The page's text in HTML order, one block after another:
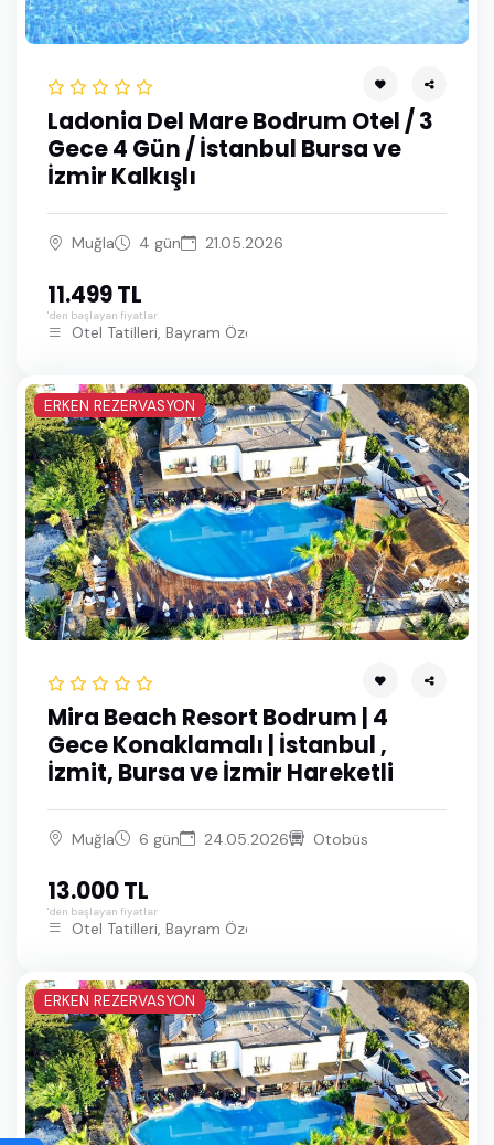
Ladonia Del Mare Bodrum Otel / 3
Gece 4 Gün / İstanbul Bursa ve
İzmir Kalkışlı
Muğla 4 gün 21.05.2026
11.499 TL
'den başlayan fiyatlar
Otel Tatilleri, Bayram Özel Bodrum Turları
ERKEN REZERVASYON
Mira Beach Resort Bodrum | 4
Gece Konaklamalı | İstanbul ,
İzmit, Bursa ve İzmir Hareketli
Muğla 6 gün 24.05.2026 Otobüs
13.000 TL
'den başlayan fiyatlar
Otel Tatilleri, Bayram Özel Bodrum Turları
ERKEN REZERVASYON